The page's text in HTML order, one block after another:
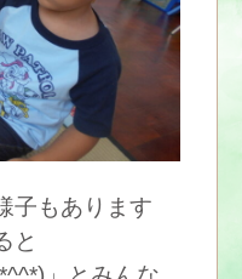
子もあります
と